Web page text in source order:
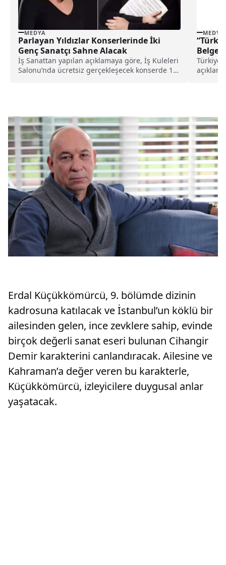
MEDYA
Parlayan Yıldızlar Konserlerinde İki
Genç Sanatçı Sahne Alacak
İş Sanattan yapılan açıklamaya göre, İş Kuleleri
Salonu’nda ücretsiz gerçekleşecek konserde 14
MEDYA
Türkiye
Erdal Küçükkömürcü, 9. bölümde dizinin
kadrosuna katılacak ve İstanbul’un köklü bir
ailesinden gelen, ince zevklere sahip, evinde
birçok değerli sanat eseri bulunan Cihangir
Demir karakterini canlandıracak. Ailesine ve
Kahraman’a değer veren bu karakterle,
Küçükkömürcü, izleyicilere duygusal anlar
yaşatacak.